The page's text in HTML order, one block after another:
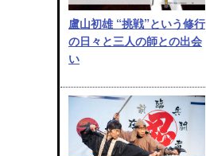
盧山初雄 “挑戦”という修行
の日々と三人の師との出会
い